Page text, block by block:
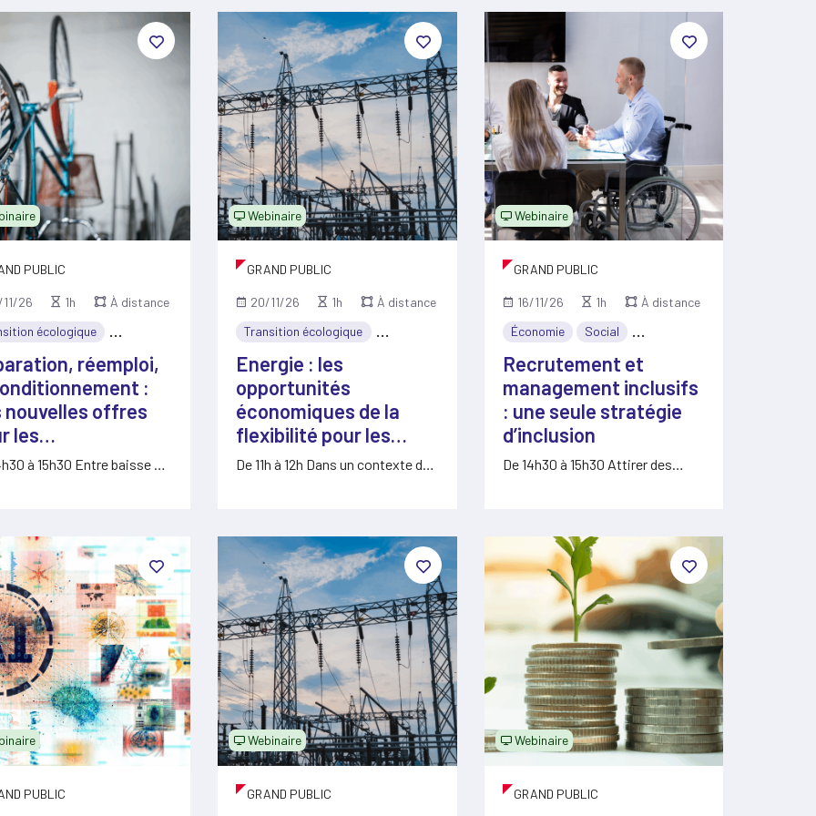
PUBLIC
26 1h
À distance
écologique
Économie
réemploi,
:
nouvelles offres
les
à 15h30 Entre baisse du
Webinaire
GRAND PUBLIC
20/11/26 1h
À distance
Transition écologique
Économie
Energie : les
opportunités
économiques de la
flexibilité pour les
entreprises
De 11h à 12h Dans un contexte de
Webinaire
GRAND PUBLIC
16/11/26 1h
À distance
Économie
Social Diversité & inclusion
Recrutement et
management inclusifs
: une seule stratégie
d’inclusion
De 14h30 à 15h30 Attirer des
PUBLIC
Webinaire
GRAND PUBLIC
Webinaire
GRAND PUBLIC